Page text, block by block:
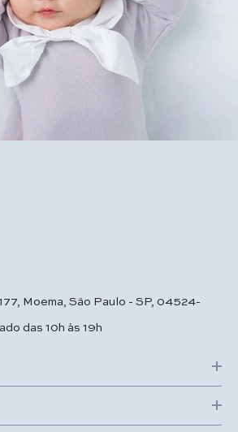
Moema, São Paulo - SP, 04524-
das 10h às 19h